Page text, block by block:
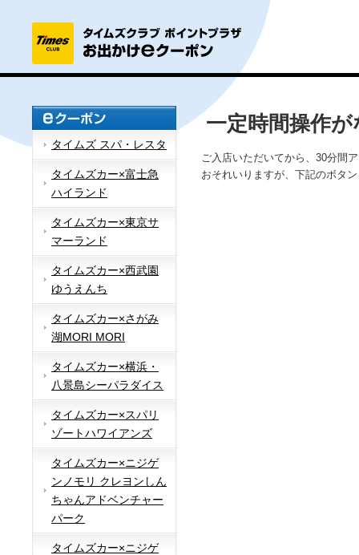
タイムズ スパ・レスタ
タイムズカー×富士急
ハイランド
タイムズカー×東京サ
マーランド
タイムズカー×西武園
ゆうえんち
タイムズカー×さがみ
湖MORI MORI
タイムズカー×横浜・
八景島シーパラダイス
タイムズカー×スパリ
ゾートハワイアンズ
タイムズカー×ニジゲ
ンノモリ クレヨンしん
ちゃんアドベンチャー
パーク
タイムズカー×ニジゲ
一定時間操作
ご入店いただいてから、30分間
おそれいりますが、下記のボタ